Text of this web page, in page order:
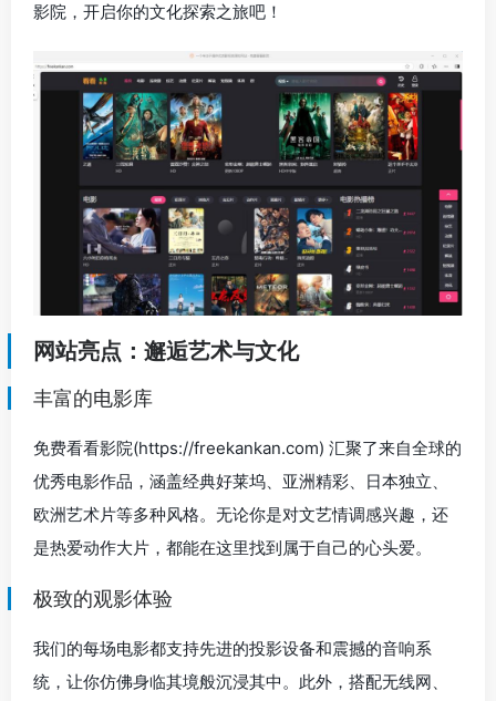
影院，开启你的文化探索之旅吧！
网站亮点：邂逅艺术与文化
丰富的电影库
免费看看影院(https://freekankan.com) 汇聚了来自全球的
优秀电影作品，涵盖经典好莱坞、亚洲精彩、日本独立、
欧洲艺术片等多种风格。无论你是对文艺情调感兴趣，还
是热爱动作大片，都能在这里找到属于自己的心头爱。
极致的观影体验
我们的每场电影都支持先进的投影设备和震撼的音响系
统，让你仿佛身临其境般沉浸其中。此外，搭配无线网、